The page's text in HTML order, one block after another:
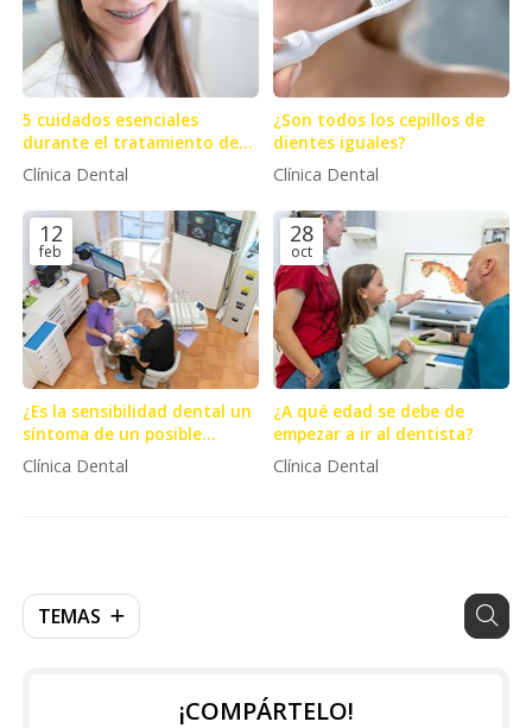
TEMAS
5 cuidados esenciales
durante el tratamiento de
ortodoncia
Clínica Dental
¿Son todos los cepillos de
dientes iguales?
Clínica Dental
12
feb
¿Es la sensibilidad dental un
síntoma de un posible
problema?
Clínica Dental
28
oct
¿A qué edad se debe de
empezar a ir al dentista?
Clínica Dental
¡COMPÁRTELO!